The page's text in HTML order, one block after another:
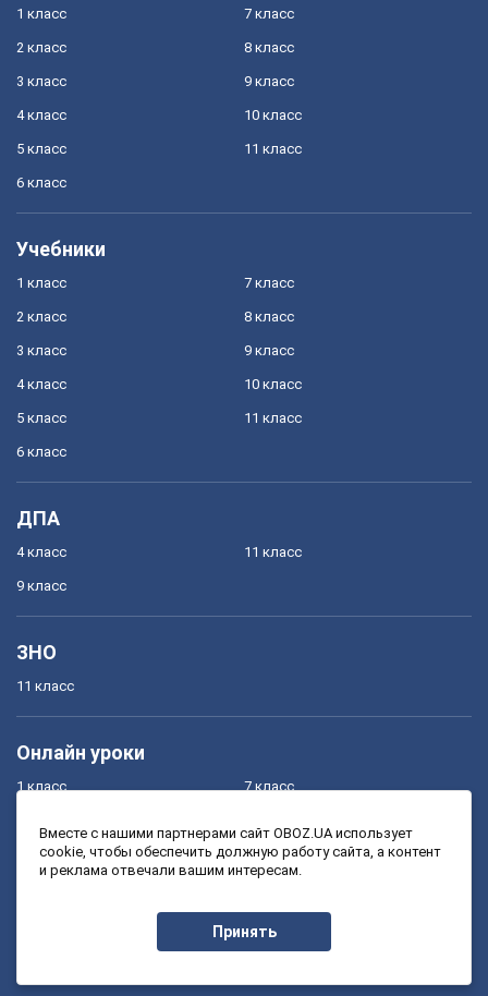
1 класс
2 класс
3 класс
4 класс
5 класс
6 класс
7 класс
8 класс
9 класс
10 класс
11 класс
Учебники
1 класс
2 класс
3 класс
4 класс
5 класс
6 класс
7 класс
8 класс
9 класс
10 класс
11 класс
ДПА
4 класс
9 класс
11 класс
ЗНО
11 класс
Онлайн уроки
1 класс
3 класс
7 класс
9 класс
Вместе с нашими партнерами сайт OBOZ.UA использует
cookie, чтобы обеспечить должную работу сайта, а контент
и реклама отвечали вашим интересам.
Принять